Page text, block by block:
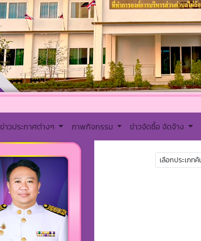
ข่าวประกาศต่างๆ ภาพกิจกรรม ข่าวจัดซื้อ จัดจ้าง